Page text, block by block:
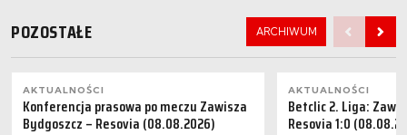
POZOSTAŁE ARCHIWUM
AKTUALNOŚCI
Konferencja prasowa po meczu Zawisza
Bydgoszcz – Resovia (08.08.2026)
AKTUALNOŚCI
Betclic 2. Liga:
Resovia 1:0